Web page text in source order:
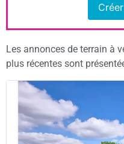
Les annonces de terrain à
plus récentes sont